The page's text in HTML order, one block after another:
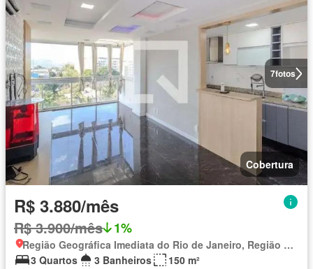
7fotos
Cobertura
R$ 3.880/mês
R$ 3.900/mês 1%
Região Geográfica Imediata do Rio de Janeiro, Região Metropolitana do Rio de Janeiro
3 Quartos
3 Banheiros 150 m²